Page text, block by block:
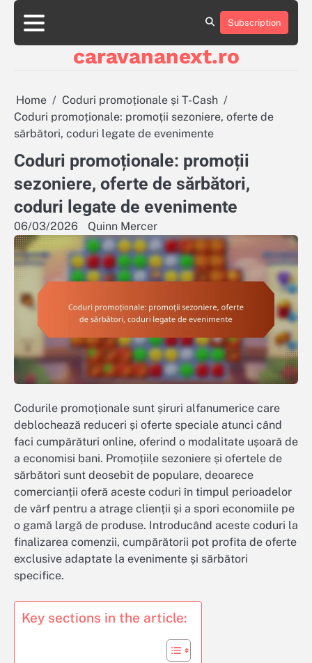
Skip
content
About
Contact
Cookie
Privacy
Sitemap
Terms
Conditions
Subscription
caravananext.ro
Home
Coduri promoționale și T-Cash
Coduri promoționale: promoții sezoniere, oferte de
sărbători, coduri legate de evenimente
Coduri promoționale: promoții
sezoniere, oferte de sărbători,
coduri legate de evenimente
06/03/2026 Quinn Mercer
Codurile promoționale sunt șiruri alfanumerice care
deblochează reduceri și oferte speciale atunci când
faci cumpărături online, oferind o modalitate ușoară de
a economisi bani. Promoțiile sezoniere și ofertele de
sărbători sunt deosebit de populare, deoarece
comercianții oferă aceste coduri în timpul perioadelor
de vârf pentru a atrage clienții și a spori economiile pe
o gamă largă de produse. Introducând aceste coduri la
finalizarea comenzii, cumpărătorii pot profita de oferte
exclusive adaptate la evenimente și sărbători
specifice.
Key sections in the article: